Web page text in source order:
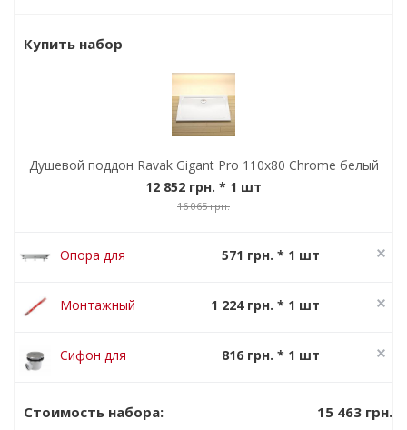
Купить набор
Душевой поддон Ravak Gigant Pro 110x80 Chrome белый
12 852 грн. * 1 шт
16 065 грн.
Опора для
Galaxy Pro
571 грн. * 1 шт
Монтажный
универсальный
1 224 грн. * 1 шт
Сифон для
Standard 90
816 грн. * 1 шт
Стоимость набора: 15 463 грн.